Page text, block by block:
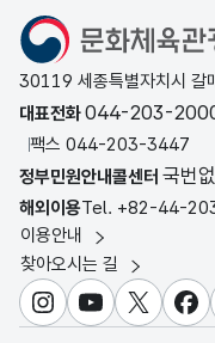
문화체육관광부
30119 세종특별자치시 갈
대표전화044-203-
팩스 044-203-3447
정부민원안내콜센터 국번
해외이용Tel. +82-44-
이용안내
찾아오시는 길
인스타그램
유튜브X 페